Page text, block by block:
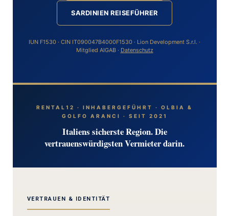
SARDINIEN REISEFÜHRER
IUN F1530 · CIN IT090047B4000F1530 · Lion Development S.r.l. ·
Mitglied AIGAB · Datenschutz
RENTAL12 · INHABERGEFÜHRT · OLBIA &
GOLFO ARANCI · SEIT 2021
Italiens sicherste Region. Die
vertrauenswürdigsten Vermieter darin.
VERTRAUEN & IDENTITÄT